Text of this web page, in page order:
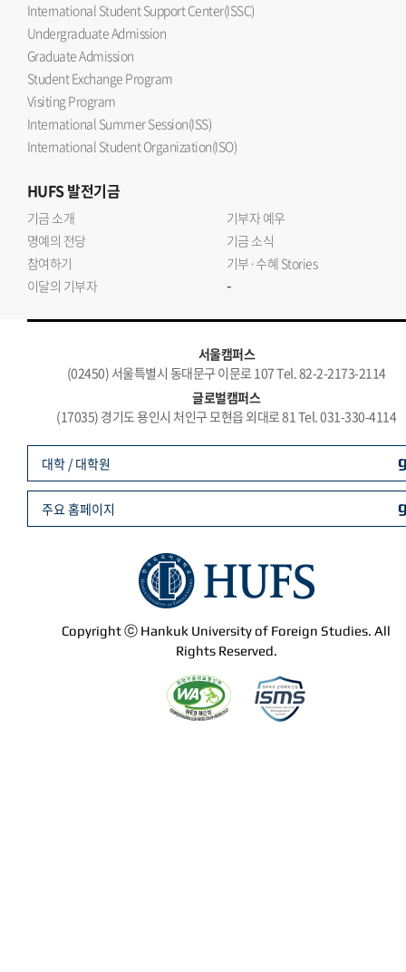
International Student Support Center(ISSC)
Undergraduate Admission
Graduate Admission
Student Exchange Program
Visiting Program
International Summer Session(ISS)
International Student Organization(ISO)
HUFS발전기금
기금 소개
기부자 예우
명예의 전당
기금 소식
참여하기
기부·수혜 Stories
이달의 기부자
-
서울캠퍼스
(02450) 서울특별시 동대문구 이문로 107 Tel. 82-2-2173-2114
글로벌캠퍼스
(17035) 경기도 용인시 처인구 모현읍 외대로 81 Tel. 031-330-4114
Copyright ⓒ Hankuk University of Foreign Studies. All
Rights Reserved.
대학 / 대학원
주요 홈페이지